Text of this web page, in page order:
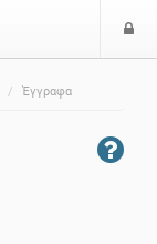
Έγγραφα